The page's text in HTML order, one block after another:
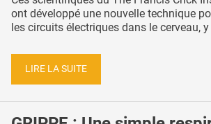
ont développé une nouvelle technique
les circuits électriques dans le cerveau, y
LIRE LA SUITE